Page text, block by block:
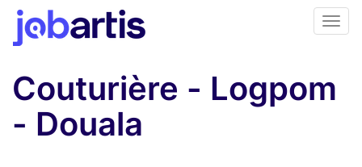
Couturière - Logpom
- Douala